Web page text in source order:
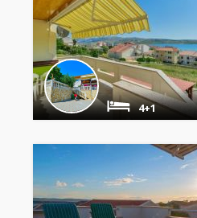
4+1